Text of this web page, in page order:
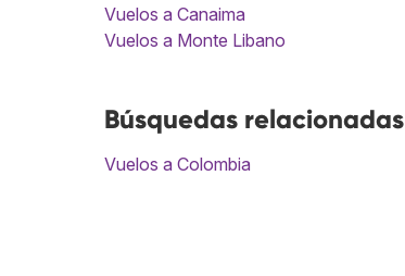
Vuelos a Canaima
Vuelos a Monte Libano
Búsquedas relacionadas
Vuelos a Colombia